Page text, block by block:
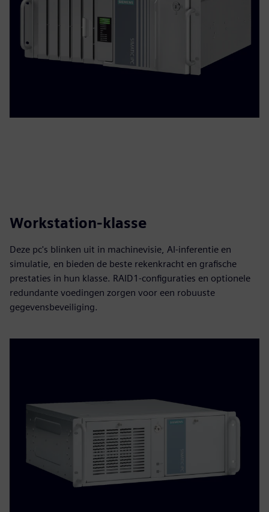
Workstation-klasse
Deze pc's blinken uit in machinevisie, AI-inferentie en
simulatie, en bieden de beste rekenkracht en grafische
prestaties in hun klasse. RAID1-configuraties en optionele
redundante voedingen zorgen voor een robuuste
gegevensbeveiliging.